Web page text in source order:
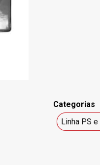
Categorias
Linha PS e